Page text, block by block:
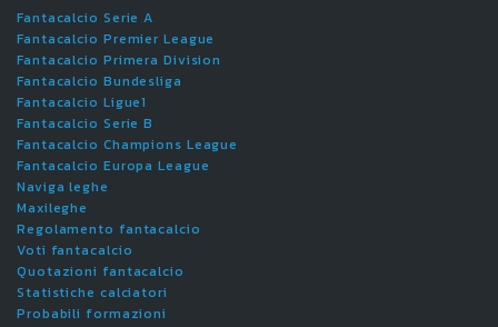
Fantacalcio Serie A
Fantacalcio Premier League
Fantacalcio Primera Division
Fantacalcio Bundesliga
Fantacalcio Ligue1
Fantacalcio Serie B
Fantacalcio Champions League
Fantacalcio Europa League
Naviga leghe
Maxileghe
Regolamento fantacalcio
Voti fantacalcio
Quotazioni fantacalcio
Statistiche calciatori
Probabili formazioni